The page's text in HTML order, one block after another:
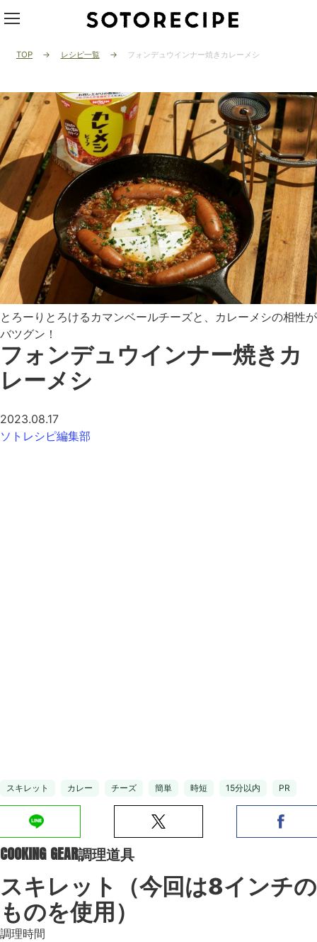
TOP レシピ一覧 フォンデュウインナー焼きカレーメシ
とろーりとろけるカマンベールチーズと、カレーメシの相性が
バツグン！
フォンデュウインナー焼きカ
レーメシ
2023.08.17
ソトレシピ編集部
スキレット カレー チーズ 簡単 時短 15分以内 PR
COOKING GEAR調理道具
スキレット（今回は8インチの
ものを使用）
調理時間